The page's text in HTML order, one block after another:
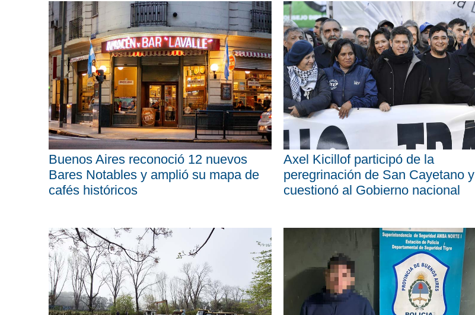
Buenos Aires reconoció 12 nuevos
Bares Notables y amplió su mapa de
cafés históricos
Axel Kicillof participó de la
peregrinación de San Cayetano y
cuestionó al Gobierno nacional